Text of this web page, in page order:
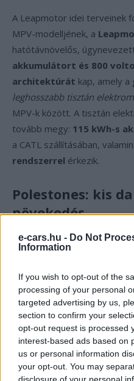
e-cars.hu - Do Not
Information
If you wish to opt-out of the
processing of your personal
targeted advertising by us,
section to confirm your
opt-out request is processed
interest-based ads based on
us or personal information
your opt-out. You may
A Leapmotor idei terveinek
MPV-modelljének, a
hatótávnövelős,
akkumulátort és 800
architektúrát kap, amely
leghosszabb tisztán
MPV-k között. A tisztán
tovább megy: 115 kWh-s
a CATL szállításában,
rendszerrel érkezik.
Polestones: kis
növekedés
Érdemes kitérni a
Januárban1 028 járművet
százalékos éves
legfontosabb piaca a
Arab Emírségek, ahol
SUV talál gazdára.
Kövesd az e-